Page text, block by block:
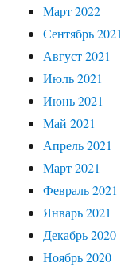
Март 2022
Сентябрь 2021
Август 2021
Июль 2021
Июнь 2021
Май 2021
Апрель 2021
Март 2021
Февраль 2021
Январь 2021
Декабрь 2020
Ноябрь 2020